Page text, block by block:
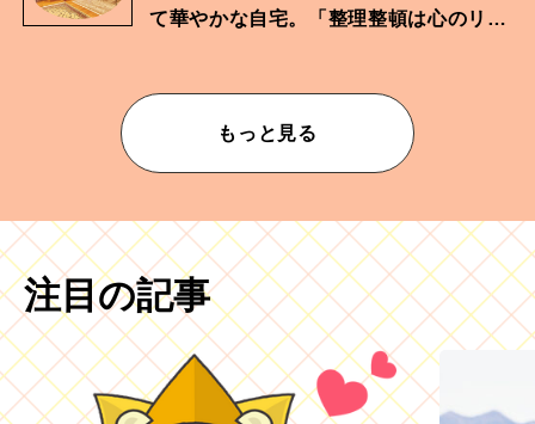
て華やかな自宅。「整理整頓は心のリズ
もっと見る
注目の記事